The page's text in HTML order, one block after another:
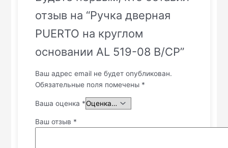
отзыв на “Ручка дверная
PUERTO на круглом
основании AL 519-08 B/CP”
Ваш адрес email не будет опубликован.
Обязательные поля помечены *
Ваша оценка *
Ваш отзыв *